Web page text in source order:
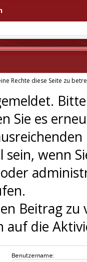
Rechte diese Seite zu
Sie es
sein, wenn
Beitrag
auf die
Benutzername: